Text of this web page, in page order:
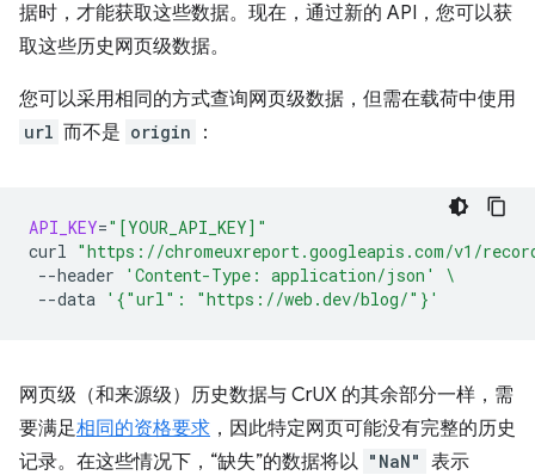
据时，才能获取这些数据。现在，通过新的 API，您可以获
取这些历史网页级数据。
您可以采用相同的方式查询网页级数据，但需在载荷中使用
url 而不是 origin ：
API_KEY="[YOUR_API_KEY]"
curl "https://chromeuxreport.googleapis.com/v1/
--header
'Content-Type: application/json'
\
--data '{"url": "https://web.dev/blog/"}'
网页级（和来源级）历史数据与 CrUX 的其余部分一样，需
要满足相同的资格要求 ，因此特定网页可能没有完整的历史
记录。在这些情况下，“缺失”的数据将以 "NaN" 表示